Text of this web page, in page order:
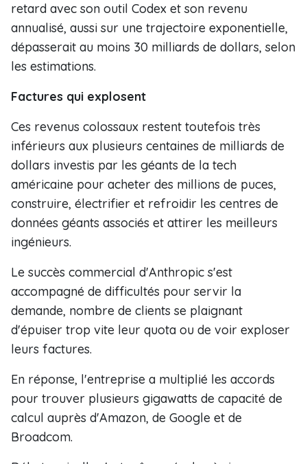
retard avec son outil Codex et son revenu
annualisé, aussi sur une trajectoire exponentielle,
dépasserait au moins 30 milliards de dollars, selon
les estimations.
Factures qui explosent
Ces revenus colossaux restent toutefois très
inférieurs aux plusieurs centaines de milliards de
dollars investis par les géants de la tech
américaine pour acheter des millions de puces,
construire, électrifier et refroidir les centres de
données géants associés et attirer les meilleurs
ingénieurs.
Le succès commercial d'Anthropic s'est
accompagné de difficultés pour servir la
demande, nombre de clients se plaignant
d'épuiser trop vite leur quota ou de voir exploser
leurs factures.
En réponse, l'entreprise a multiplié les accords
pour trouver plusieurs gigawatts de capacité de
calcul auprès d'Amazon, de Google et de
Broadcom.